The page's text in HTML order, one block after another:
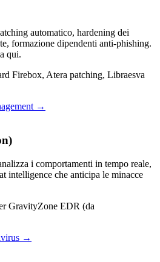
automatico, hardening dei
formazione dipendenti anti-phishing.
qui.
Firebox, Atera patching, Libraesva
→
i comportamenti in tempo reale,
intelligence che anticipa le minacce
GravityZone EDR (da
→